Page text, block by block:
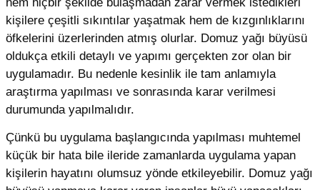
kişilere çeşitli sıkıntılar yaşatmak hem de kızgınlıklarını
öfkelerini üzerlerinden atmış olurlar. Domuz yağı büyüsü
oldukça etkili detaylı ve yapımı gerçekten zor olan bir
uygulamadır. Bu nedenle kesinlik ile tam anlamıyla
araştırma yapılması ve sonrasında karar verilmesi
durumunda yapılmalıdır.
Çünkü bu uygulama başlangıcında yapılması muhtemel
küçük bir hata bile ileride zamanlarda uygulama yapan
kişilerin hayatını olumsuz yönde etkileyebilir. Domuz yağı